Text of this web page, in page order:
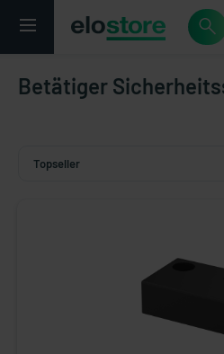
Betätiger